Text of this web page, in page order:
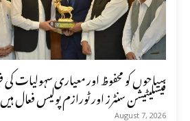
سیاحوں کو محفوظ اور معیاری سہولیات
فیسلیٹیشن سنٹرز اور ٹورازم پولیس فعال
August 7, 2026